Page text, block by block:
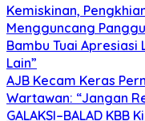
Kemiskinan,
Mengguncang
Bambu Tuai Apresiasi
Lain”
AJB Kecam Keras
Wartawan: “Jangan
GALAKSI–BALAD